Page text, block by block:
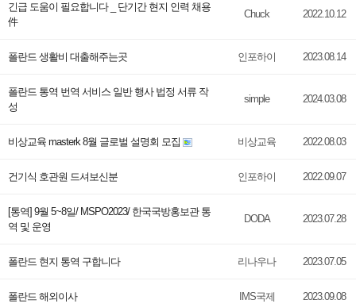
긴급 도움이 필요합니다 _ 단기간 현지 인력 채용
件
Chuck 2022.10.12
폴란드 생활비 대출해주는곳 인포하이 2023.08.14
폴란드 통역 번역 서비스 일반 행사 법정 서류 작
성
simple 2024.03.08
비상교육 masterk 8월 글로벌 설명회 모집 비상교육 2022.08.03
건기식 호관원 드셔보신분 인포하이 2022.09.07
[통역] 9월 5~8일/ MSPO2023/ 한국국방홍보관 통
역 및 운영
DODA 2023.07.28
폴란드 현지 통역 구합니다 리나우나 2023.07.05
폴란드 해외이사 IMS국제 2023.09.08